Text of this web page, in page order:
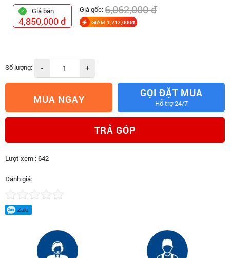
Giá bán
4,850,000 đ
Giá gốc:6,062,000 đ
GIẢM 1,212,000đ
Số lượng: - +
MUA NGAY
GỌI ĐẶT MUA
Hỗ trợ 24/7
TRẢ GÓP
Lượt xem : 642
Đánh giá:
Zalo